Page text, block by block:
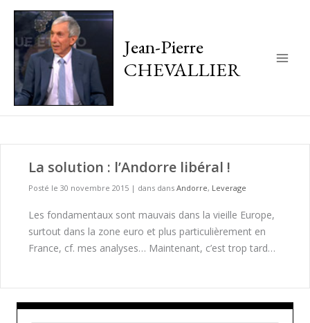
Jean-Pierre
CHEVALLIER
La solution : l’Andorre libéral !
Posté le 30 novembre 2015 | dans dans Andorre, Leverage
Les fondamentaux sont mauvais dans la vieille Europe,
surtout dans la zone euro et plus particulièrement en
France, cf. mes analyses… Maintenant, c’est trop tard…